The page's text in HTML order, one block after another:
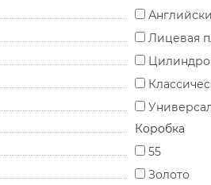
Лицевая
Коробка
55
Золото